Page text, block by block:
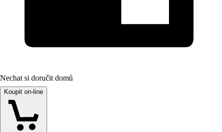
Nechat si doručit domů
Koupit on-line